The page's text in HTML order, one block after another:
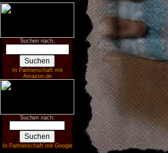
Suchen nach:
In Partnerschaft mit
Amazon.de
Suchen nach:
In Partnerschaft mit Google